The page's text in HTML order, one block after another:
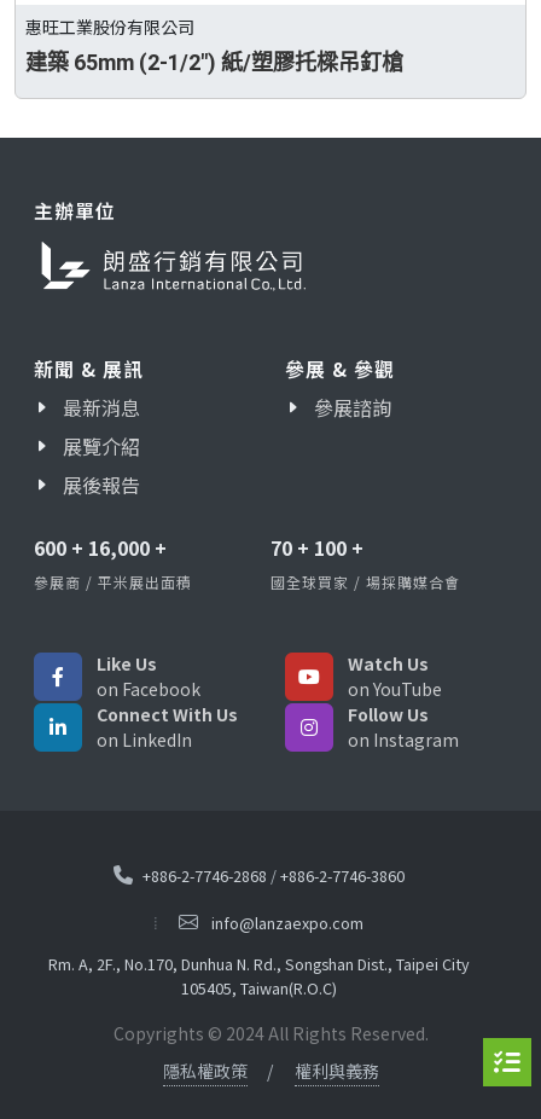
惠旺工業股份有限公司
建築 65mm (2-1/2") 紙/塑膠托樑吊釘槍
主辦單位
新聞 & 展訊
最新消息
展覽介紹
展後報告
參展 & 參觀
參展諮詢
600 + 16,000 +
參展商 / 平米展出面積
70 + 100 +
國全球買家 / 場採購媒合會
Like Us
on Facebook
Watch Us
on YouTube
Connect With Us
on LinkedIn
Follow Us
on Instagram
+886-2-7746-2868 /+886-2-7746-3860
info@lanzaexpo.com
Rm. A, 2F., No.170, Dunhua N. Rd., Songshan Dist., Taipei City
105405, Taiwan(R.O.C)
Copyrights © 2024 All Rights Reserved.
隱私權政策
權利與義務